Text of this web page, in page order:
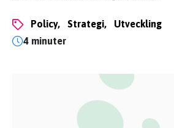
policy, strategi,
utveckling
4 minuter